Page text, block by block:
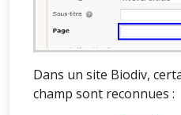
Dans un site Biodiv,
champ sont reconnues :